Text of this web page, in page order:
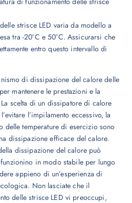
strisce LED varia da modello a
tra -20°C e 50°C. Assicurarsi che
entro questo intervallo di
di dissipazione del calore delle
mantenere le prestazioni e la
scelta di un dissipatore di calore
l’impilamento eccessivo, la
delle temperature di esercizio sono
dissipazione efficace del calore.
dissipazione del calore può
in modo stabile per lungo
appieno di un’esperienza di
Non lasciate che il
delle strisce LED vi preoccupi,